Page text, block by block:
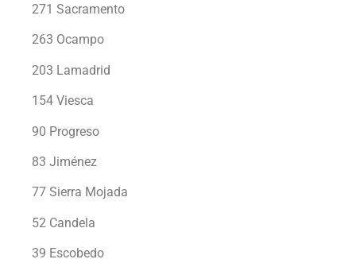
271 Sacramento
263 Ocampo
203 Lamadrid
154 Viesca
90 Progreso
83 Jiménez
77 Sierra Mojada
52 Candela
39 Escobedo